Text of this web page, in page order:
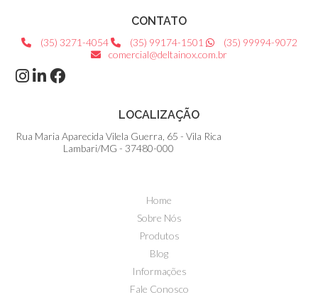
CONTATO
(35) 3271-4054 (35) 99174-1501
(35) 99994-9072
comercial@deltainox.com.br
LOCALIZAÇÃO
Rua Maria Aparecida Vilela Guerra, 65 - Vila Rica
Lambari/MG - 37480-000
Home
Sobre Nós
Produtos
Blog
Informações
Fale Conosco